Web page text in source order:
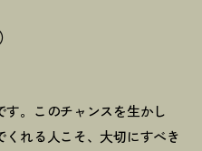
。このチャンスを生かし
れる人こそ、大切にすべき